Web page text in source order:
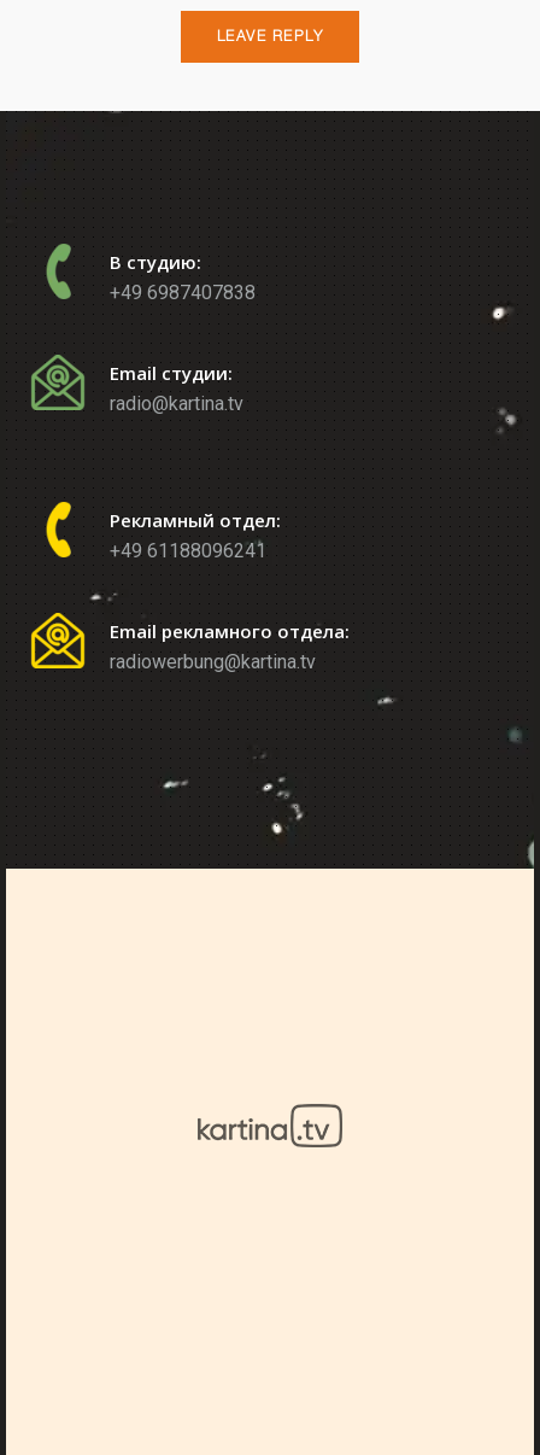
В студию:
+49 6987407838
Email студии:
radio@kartina.tv
Рекламный отдел:
+49 61188096241
Email рекламного отдела:
radiowerbung@kartina.tv